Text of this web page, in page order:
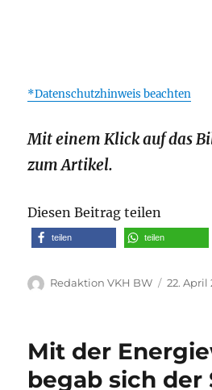
*Datenschutzhinweis beachten
Mit einem Klick auf das
zum Artikel.
Diesen Beitrag teilen
teilen teilen
Autor
Redaktion VKH BW 22. April
Mit der
begab sich der